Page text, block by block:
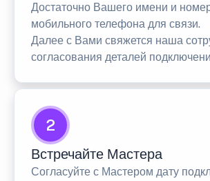
Достаточно Вашего имени и
мобильного телефона для связи.
Далее с Вами свяжется наша
согласования деталей
2
Встречайте Мастера
Согласуйте с Мастером дату